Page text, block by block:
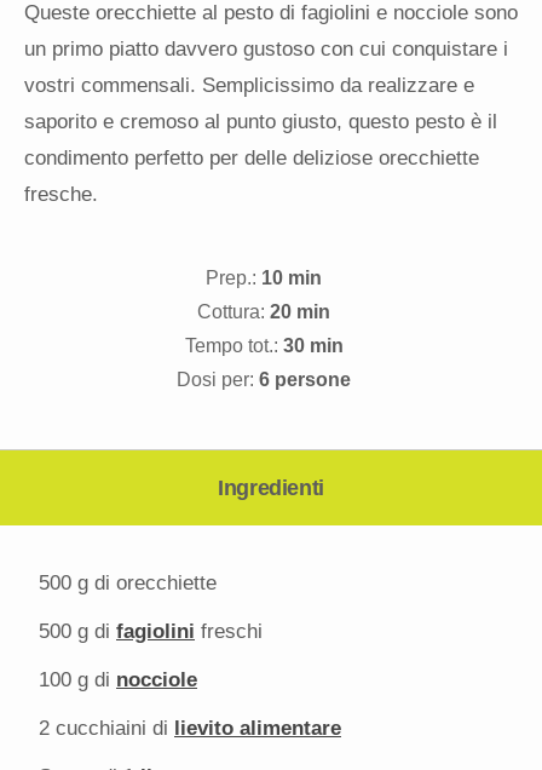
Queste orecchiette al pesto di fagiolini e nocciole sono
un primo piatto davvero gustoso con cui conquistare i
vostri commensali. Semplicissimo da realizzare e
saporito e cremoso al punto giusto, questo pesto è il
condimento perfetto per delle deliziose orecchiette
fresche.
Prep.: 10 min
Cottura: 20 min
Tempo tot.: 30 min
Dosi per: 6 persone
Ingredienti
500 g di orecchiette
500 g di fagiolini freschi
100 g di nocciole
2 cucchiaini di lievito alimentare